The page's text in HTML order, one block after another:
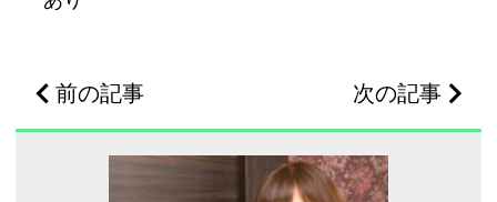
前の記事 次の記事